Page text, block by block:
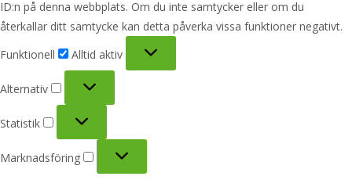
ID:n på denna webbplats. Om du inte samtycker eller om du
återkallar ditt samtycke kan detta påverka vissa funktioner negativt.
Funktionell
Alltid aktiv
Alternativ
Statistik
Marknadsföring